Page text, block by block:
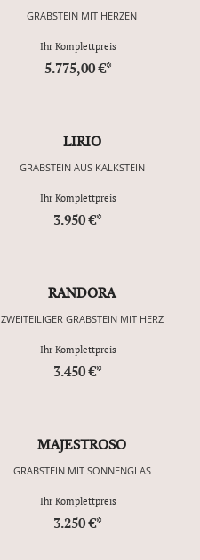
GRABSTEIN MIT HERZEN
Ihr Komplettpreis
5.775,00 €*
LIRIO
GRABSTEIN AUS KALKSTEIN
Ihr Komplettpreis
3.950 €*
RANDORA
ZWEITEILIGER GRABSTEIN MIT HERZ
Ihr Komplettpreis
3.450 €*
MAJESTROSO
GRABSTEIN MIT SONNENGLAS
Ihr Komplettpreis
3.250 €*